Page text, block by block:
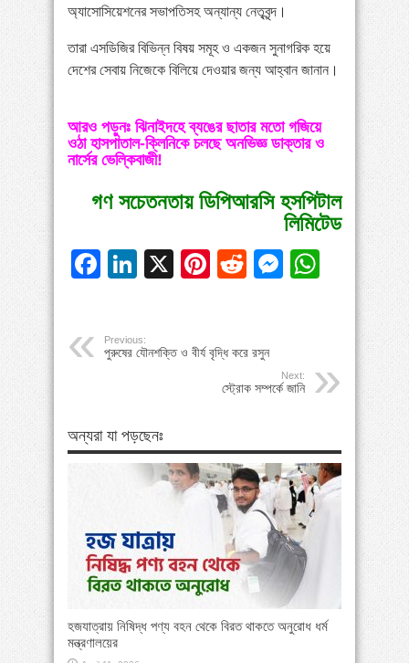
অ্যাসোসিয়েশনের সভাপতিসহ অন্যান্য নেতৃবৃন্দ।
তারা এসডিজির বিভিন্ন বিষয় সমূহ ও একজন সুনাগরিক হয়ে
দেশের সেবায় নিজেকে বিলিয়ে দেওয়ার জন্য আহ্বান জানান।
আরও পড়ুনঃ ঝিনাইদহে ব্যঙের ছাতার মতো গজিয়ে
ওঠা হাসপাতাল-ক্লিনিকে চলছে অনভিজ্ঞ ডাক্তার ও
নার্সের ভেল্কিবাজী!
গণ সচেতনতায় ডিপিআরসি হসপিটাল
লিমিটেড
Facebook
LinkedIn
X Pinterest
Reddit
Previous:
পুরুষের যৌনশক্তি ও বীর্য বৃদ্ধি করে রসুন
Next:
স্ট্রোক সম্পর্কে জানি
অন্যরা যা পড়ছেনঃ
হজযাত্রায় নিষিদ্ধ পণ্য বহন থেকে বিরত থাকতে অনুরোধ ধর্ম
মন্ত্রণালয়ের